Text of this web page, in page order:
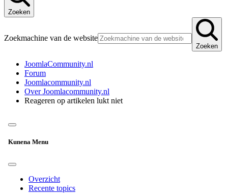
Zoeken
Zoekmachine van de website
Zoeken
JoomlaCommunity.nl
Forum
Joomlacommunity.nl
Over Joomlacommunity.nl
Reageren op artikelen lukt niet
Kunena Menu
Overzicht
Recente topics